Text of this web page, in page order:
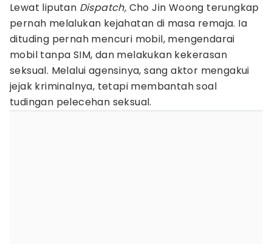
Lewat liputan Dispatch, Cho Jin Woong terungkap
pernah melalukan kejahatan di masa remaja. Ia
dituding pernah mencuri mobil, mengendarai
mobil tanpa SIM, dan melakukan kekerasan
seksual. Melalui agensinya, sang aktor mengakui
jejak kriminalnya, tetapi membantah soal
tudingan pelecehan seksual.